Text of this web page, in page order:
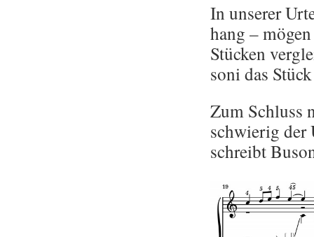
In un­se­rer
hang –
Stü­cken
so­ni das
Zum Schluss
schwie­rig der
schreibt